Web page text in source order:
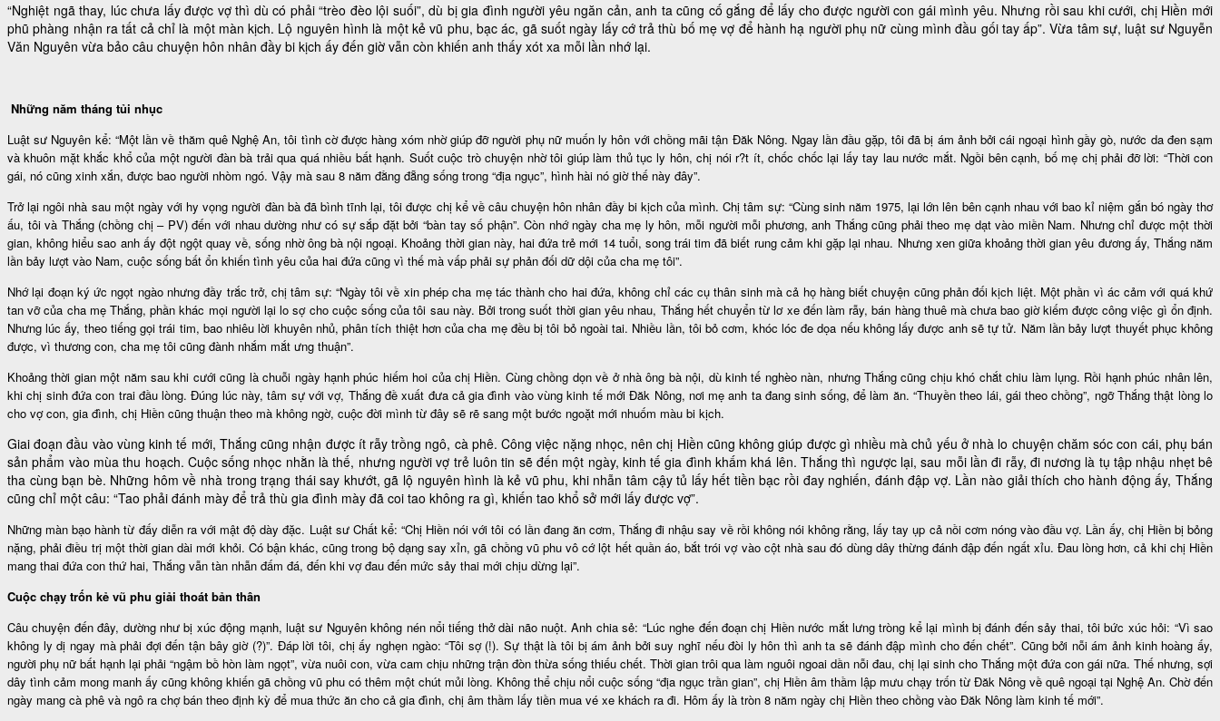
“Nghiệt ngã thay, lúc chưa lấy được vợ thì dù có phải “trèo đèo lội suối”, dù bị gia đình người yêu ngăn cản, anh ta cũng cố gắng để lấy cho được người con gái mình yêu. Nhưng rồi sau khi cưới, chị Hiền mới
phũ phàng nhận ra tất cả chỉ là một màn kịch. Lộ nguyên hình là một kẻ vũ phu, bạc ác, gã suốt ngày lấy cớ trả thù bố mẹ vợ để hành hạ người phụ nữ cùng mình đầu gối tay ấp”. Vừa tâm sự, luật sư Nguyễn
Văn Nguyên vừa bảo câu chuyện hôn nhân đầy bi kịch ấy đến giờ vẫn còn khiến anh thấy xót xa mỗi lần nhớ lại.
Những năm tháng tủi nhục
Luật sư Nguyên kể: “Một lần về thăm quê Nghệ An, tôi tình cờ được hàng xóm nhờ giúp đỡ người phụ nữ muốn ly hôn với chồng mãi tận Đăk Nông. Ngay lần đầu gặp, tôi đã bị ám ảnh bởi cái ngoại hình gầy gò, nước da đen sạm
và khuôn mặt khắc khổ của một người đàn bà trải qua quá nhiều bất hạnh. Suốt cuộc trò chuyện nhờ tôi giúp làm thủ tục ly hôn, chị nói r?t ít, chốc chốc lại lấy tay lau nước mắt. Ngồi bên cạnh, bố mẹ chị phải đỡ lời: “Thời con
gái, nó cũng xinh xắn, được bao người nhòm ngó. Vậy mà sau 8 năm đằng đẵng sống trong “địa ngục”, hình hài nó giờ thế này đây”.
Trở lại ngôi nhà sau một ngày với hy vọng người đàn bà đã bình tĩnh lại, tôi được chị kể về câu chuyện hôn nhân đầy bi kịch của mình. Chị tâm sự: “Cùng sinh năm 1975, lại lớn lên bên cạnh nhau với bao kỉ niệm gắn bó ngày thơ
ấu, tôi và Thắng (chồng chị – PV) đến với nhau dường như có sự sắp đặt bởi “bàn tay số phận”. Còn nhớ ngày cha mẹ ly hôn, mỗi người mỗi phương, anh Thắng cũng phải theo mẹ dạt vào miền Nam. Nhưng chỉ được một thời
gian, không hiểu sao anh ấy đột ngột quay về, sống nhờ ông bà nội ngoại. Khoảng thời gian này, hai đứa trẻ mới 14 tuổi, song trái tim đã biết rung cảm khi gặp lại nhau. Nhưng xen giữa khoảng thời gian yêu đương ấy, Thắng năm
lần bảy lượt vào Nam, cuộc sống bất ổn khiến tình yêu của hai đứa cũng vì thế mà vấp phải sự phản đối dữ dội của cha mẹ tôi”.
Nhớ lại đoạn ký ức ngọt ngào nhưng đầy trắc trở, chị tâm sự: “Ngày tôi về xin phép cha mẹ tác thành cho hai đứa, không chỉ các cụ thân sinh mà cả họ hàng biết chuyện cũng phản đối kịch liệt. Một phần vì ác cảm với quá khứ
tan vỡ của cha mẹ Thắng, phần khác mọi người lại lo sợ cho cuộc sống của tôi sau này. Bởi trong suốt thời gian yêu nhau, Thắng hết chuyển từ lơ xe đến làm rẫy, bán hàng thuê mà chưa bao giờ kiếm được công việc gì ổn định.
Nhưng lúc ấy, theo tiếng gọi trái tim, bao nhiêu lời khuyên nhủ, phân tích thiệt hơn của cha mẹ đều bị tôi bỏ ngoài tai. Nhiều lần, tôi bỏ cơm, khóc lóc đe dọa nếu không lấy được anh sẽ tự tử. Năm lần bảy lượt thuyết phục không
được, vì thương con, cha mẹ tôi cũng đành nhắm mắt ưng thuận”.
Khoảng thời gian một năm sau khi cưới cũng là chuỗi ngày hạnh phúc hiếm hoi của chị Hiền. Cùng chồng dọn về ở nhà ông bà nội, dù kinh tế nghèo nàn, nhưng Thắng cũng chịu khó chắt chiu làm lụng. Rồi hạnh phúc nhân lên,
khi chị sinh đứa con trai đầu lòng. Đúng lúc này, tâm sự với vợ, Thắng đề xuất đưa cả gia đình vào vùng kinh tế mới Đăk Nông, nơi mẹ anh ta đang sinh sống, để làm ăn. “Thuyền theo lái, gái theo chồng”, ngỡ Thắng thật lòng lo
cho vợ con, gia đình, chị Hiền cũng thuận theo mà không ngờ, cuộc đời mình từ đây sẽ rẽ sang một bước ngoặt mới nhuốm màu bi kịch.
Giai đoạn đầu vào vùng kinh tế mới, Thắng cũng nhận được ít rẫy trồng ngô, cà phê. Công việc nặng nhọc, nên chị Hiền cũng không giúp được gì nhiều mà chủ yếu ở nhà lo chuyện chăm sóc con cái, phụ bán
sản phẩm vào mùa thu hoạch. Cuộc sống nhọc nhằn là thế, nhưng người vợ trẻ luôn tin sẽ đến một ngày, kinh tế gia đình khấm khá lên. Thắng thì ngược lại, sau mỗi lần đi rẫy, đi nương là tụ tập nhậu nhẹt bê
tha cùng bạn bè. Những hôm về nhà trong trạng thái say khướt, gã lộ nguyên hình là kẻ vũ phu, khi nhẫn tâm cậy tủ lấy hết tiền bạc rồi đay nghiến, đánh đập vợ. Lần nào giải thích cho hành động ấy, Thắng
cũng chỉ một câu: “Tao phải đánh mày để trả thù gia đình mày đã coi tao không ra gì, khiến tao khổ sở mới lấy được vợ”.
Những màn bạo hành từ đấy diễn ra với mật độ dày đặc. Luật sư Chất kể: “Chị Hiền nói với tôi có lần đang ăn cơm, Thắng đi nhậu say về rồi không nói không rằng, lấy tay ụp cả nồi cơm nóng vào đầu vợ. Lần ấy, chị Hiền bị bỏng
nặng, phải điều trị một thời gian dài mới khỏi. Có bận khác, cũng trong bộ dạng say xỉn, gã chồng vũ phu vô cớ lột hết quần áo, bắt trói vợ vào cột nhà sau đó dùng dây thừng đánh đập đến ngất xỉu. Đau lòng hơn, cả khi chị Hiền
mang thai đứa con thứ hai, Thắng vẫn tàn nhẫn đấm đá, đến khi vợ đau đến mức sảy thai mới chịu dừng lại”.
Cuộc chạy trốn kẻ vũ phu giải thoát bản thân
Câu chuyện đến đây, dường như bị xúc động mạnh, luật sư Nguyên không nén nổi tiếng thở dài não nuột. Anh chia sẻ: “Lúc nghe đến đoạn chị Hiền nước mắt lưng tròng kể lại mình bị đánh đến sảy thai, tôi bức xúc hỏi: “Vì sao
không ly dị ngay mà phải đợi đến tận bây giờ (?)”. Đáp lời tôi, chị ấy nghẹn ngào: “Tôi sợ (!). Sự thật là tôi bị ám ảnh bởi suy nghĩ nếu đòi ly hôn thì anh ta sẽ đánh đập mình cho đến chết”. Cũng bởi nỗi ám ảnh kinh hoàng ấy,
người phụ nữ bất hạnh lại phải “ngậm bồ hòn làm ngọt”, vừa nuôi con, vừa cam chịu những trận đòn thừa sống thiếu chết. Thời gian trôi qua làm nguôi ngoai dần nỗi đau, chị lại sinh cho Thắng một đứa con gái nữa. Thế nhưng, sợi
dây tình cảm mong manh ấy cũng không khiến gã chồng vũ phu có thêm một chút mủi lòng. Không thể chịu nổi cuộc sống “địa ngục trần gian”, chị Hiền âm thầm lập mưu chạy trốn từ Đăk Nông về quê ngoại tại Nghệ An. Chờ đến
ngày mang cà phê và ngô ra chợ bán theo định kỳ để mua thức ăn cho cả gia đình, chị âm thầm lấy tiền mua vé xe khách ra đi. Hôm ấy là tròn 8 năm ngày chị Hiền theo chồng vào Đăk Nông làm kinh tế mới”.